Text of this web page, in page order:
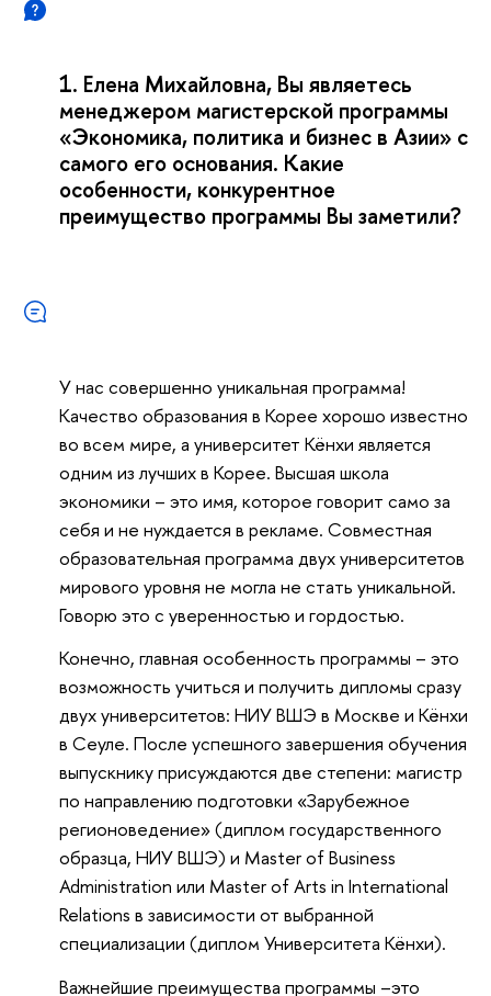
1. Елена Михайловна, Вы являетесь
менеджером магистерской программы
«Экономика, политика и бизнес в Азии» с
самого его основания. Какие
особенности, конкурентное
преимущество программы Вы заметили?
У нас совершенно уникальная программа!
Качество образования в Корее хорошо известно
во всем мире, а университет Кёнхи является
одним из лучших в Корее. Высшая школа
экономики – это имя, которое говорит само за
себя и не нуждается в рекламе. Совместная
образовательная программа двух университетов
мирового уровня не могла не стать уникальной.
Говорю это с уверенностью и гордостью.
Конечно, главная особенность программы – это
возможность учиться и получить дипломы сразу
двух университетов: НИУ ВШЭ в Москве и Кёнхи
в Сеуле. После успешного завершения обучения
выпускнику присуждаются две степени: магистр
по направлению подготовки «Зарубежное
регионоведение» (диплом государственного
образца, НИУ ВШЭ) и Master of Business
Administration или Master of Arts in International
Relations в зависимости от выбранной
специализации (диплом Университета Кёнхи).
Важнейшие преимущества программы –это